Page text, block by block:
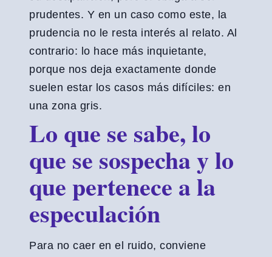
prudentes. Y en un caso como este, la
prudencia no le resta interés al relato. Al
contrario: lo hace más inquietante,
porque nos deja exactamente donde
suelen estar los casos más difíciles: en
una zona gris.
Lo que se sabe, lo
que se sospecha y lo
que pertenece a la
especulación
Para no caer en el ruido, conviene